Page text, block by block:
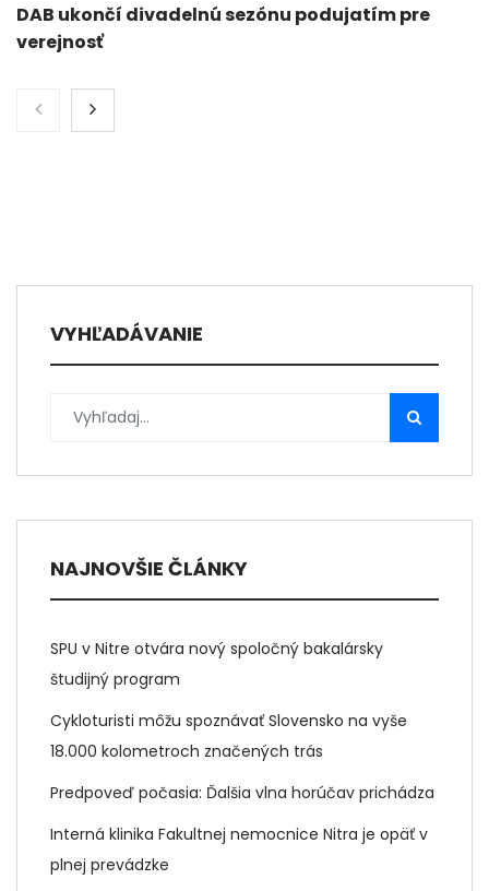
DAB ukončí divadelnú sezónu podujatím pre
verejnosť
VYHĽADÁVANIE
NAJNOVŠIE ČLÁNKY
SPU v Nitre otvára nový spoločný bakalársky
študijný program
Cykloturisti môžu spoznávať Slovensko na vyše
18.000 kolometroch značených trás
Predpoveď počasia: Ďalšia vlna horúčav prichádza
Interná klinika Fakultnej nemocnice Nitra je opäť v
plnej prevádzke